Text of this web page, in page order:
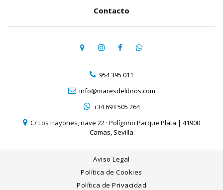
Contacto
954 395 011
info@maresdelibros.com
+34 693 505 264
C/ Los Hayones, nave 22 · Polígono Parque Plata | 41900
Camas, Sevilla
Aviso Legal
Política de Cookies
Política de Privacidad